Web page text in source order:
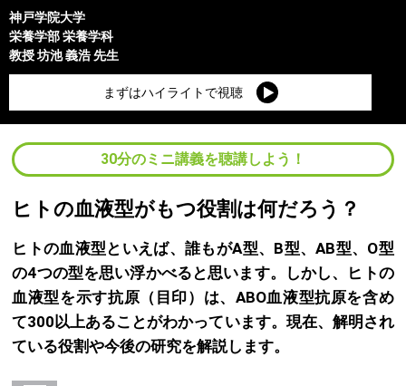
神戸学院大学
栄養学部栄養学科
教授坊池 義浩先生
まずはハイライトで視聴
30分のミニ講義を聴講しよう！
ヒトの血液型がもつ役割は何だろう？
ヒトの血液型といえば、誰もがA型、B型、AB型、O型
の4つの型を思い浮かべると思います。しかし、ヒトの
血液型を示す抗原（目印）は、ABO血液型抗原を含め
て300以上あることがわかっています。現在、解明され
ている役割や今後の研究を解説します。